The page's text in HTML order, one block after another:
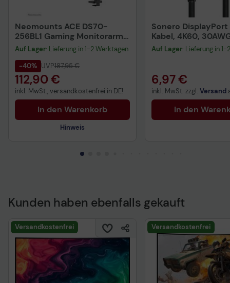
Neomounts ACE DS70-
256BL1 Gaming Monitorarm
Tischhalterung 61-145 cm
24-57 Zoll
Auf Lager: Lieferung in 1-2 Werktagen
-40% UVP187,95 €
112,90 €
inkl. MwSt., versandkostenfrei in DE!
In den Warenkorb
Hinweis
Sonero DisplayPort
Kabel, 4K60,
schwarz, 1,50m
Auf Lager: Lieferung in
6,97 €
inkl. MwSt. zzgl. Versand
In den
Kunden haben ebenfalls gekauft
Versandkostenfrei Versandkostenfrei